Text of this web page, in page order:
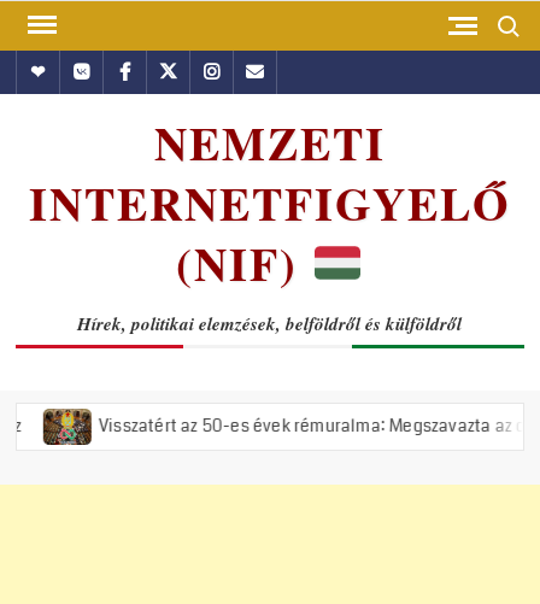
Skip
contentHundubVkontakte
Facebook
TwitterInstagram
Email
NEMZETI
INTERNETFIGYELŐ
(NIF)
Hírek, politikai elemzések, belföldről és külföldről
az 50-es évek rémuralma: Megszavazta az országgyűlés a